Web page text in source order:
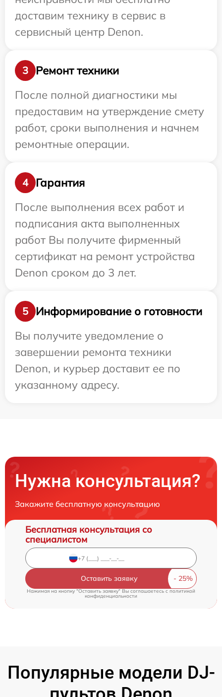
доставим технику в сервис в
сервисный центр Denon.
3
Ремонт техники
После полной диагностики мы
предоставим на утверждение смету
работ, сроки выполнения и начнем
ремонтные операции.
4
Гарантия
После выполнения всех работ и
подписания акта выполненных
работ Вы получите фирменный
сертификат на ремонт устройства
Denon сроком до 3 лет.
5
Информирование о готовности
Вы получите уведомление о
завершении ремонта техники
Denon, и курьер доставит ее по
указанному адресу.
Нужна консультация?
Закажите бесплатную консультацию
Бесплатная консультация со
специалистом
Оставить заявку
Нажимая на кнопку "Оставить заявку" Вы соглашаетесь c политикой
конфиденциальности
Популярные модели DJ-